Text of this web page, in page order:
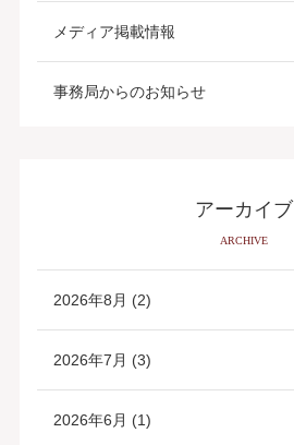
メディア掲載情報
事務局からのお知らせ
アーカイブ
ARCHIVE
2026年8月 (2)
2026年7月 (3)
2026年6月 (1)